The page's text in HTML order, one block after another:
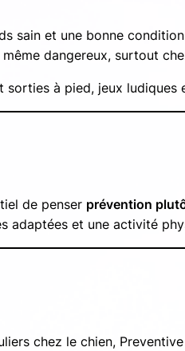
sain et une bonne
dangereux, surtout
sorties à pied, jeux
de penser prévention
adaptées et une activité
chez le chien,